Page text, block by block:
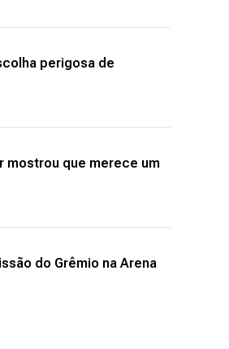
perigosa de
mostrou que merece um
do Grêmio na Arena